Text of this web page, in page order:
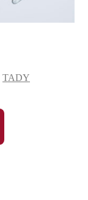
TADY